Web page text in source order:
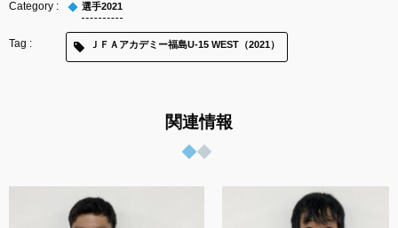
選手2021
ＪＦＡアカデミー福島U-15 WEST（2021）
関連情報